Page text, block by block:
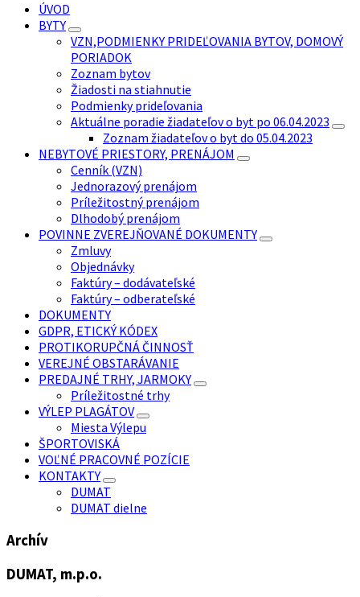
ÚVOD
BYTY
VZN,PODMIENKY PRIDEĽOVANIA BYTOV, DOMOVÝ
PORIADOK
Zoznam bytov
Žiadosti na stiahnutie
Podmienky prideľovania
Aktuálne poradie žiadateľov o byt po 06.04.2023
Zoznam žiadateľov o byt do 05.04.2023
NEBYTOVÉ PRIESTORY, PRENÁJOM
Cenník (VZN)
Jednorazový prenájom
Príležitostný prenájom
Dlhodobý prenájom
POVINNE ZVEREJŇOVANÉ DOKUMENTY
Zmluvy
Objednávky
Faktúry – dodávateľské
Faktúry – odberateľské
DOKUMENTY
GDPR, ETICKÝ KÓDEX
PROTIKORUPČNÁ ČINNOSŤ
VEREJNÉ OBSTARÁVANIE
PREDAJNÉ TRHY, JARMOKY
Príležitostné trhy
VÝLEP PLAGÁTOV
Miesta Výlepu
ŠPORTOVISKÁ
VOĽNÉ PRACOVNÉ POZÍCIE
KONTAKTY
DUMAT
DUMAT dielne
Archív
DUMAT, m.p.o.